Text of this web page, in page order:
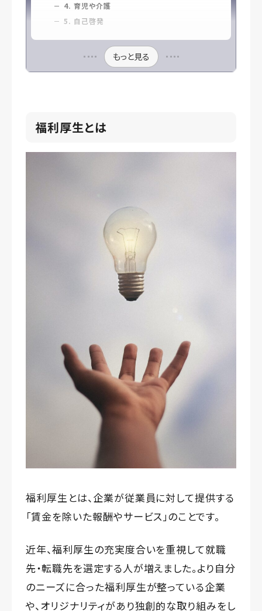
4. 育児や介護
5. 自己啓発
もっと見る
福利厚生とは
福利厚生とは、企業が従業員に対して提供する
「賃金を除いた報酬やサービス」のことです。
近年、福利厚生の充実度合いを重視して就職
先・転職先を選定する人が増えました。より自分
のニーズに合った福利厚生が整っている企業
や、オリジナリティがあり独創的な取り組みをし